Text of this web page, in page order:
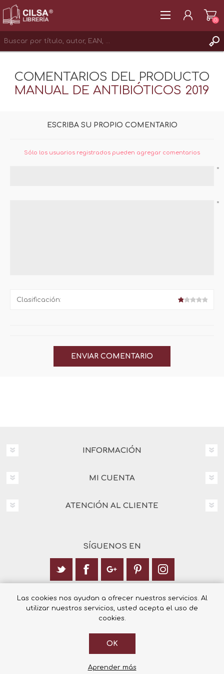
INICIAR SESIÓN
(0)
COMENTARIOS DEL PRODUCTO
MANUAL DE ANTIBIÓTICOS 2019
ESCRIBA SU PROPIO COMENTARIO
Sólo los usuarios registrados pueden agregar comentarios
*
*
Clasificación:
INFORMACIÓN
MI CUENTA
ATENCIÓN AL CLIENTE
SÍGUENOS EN
Calle Italia 6, 03003 Alicante
+34 965 12 23 55
Las cookies nos ayudan a ofrecer nuestros servicios. Al
utilizar nuestros servicios, usted acepta el uso de
cookies.
OK
Aprender más